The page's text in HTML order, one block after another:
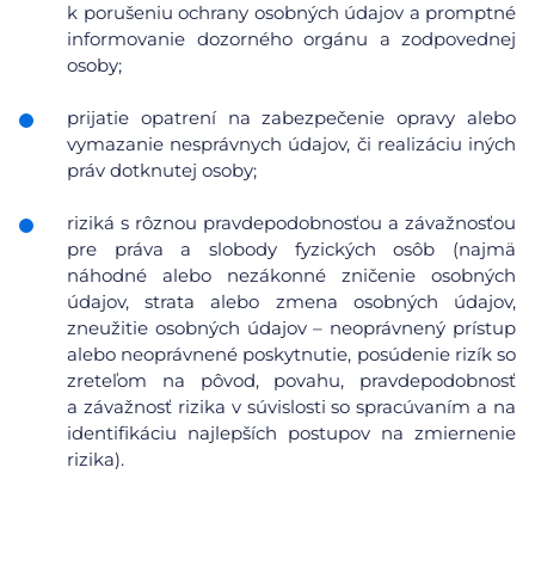
k porušeniu ochrany osobných údajov a promptné
informovanie dozorného orgánu a zodpovednej
osoby;
prijatie opatrení na zabezpečenie opravy alebo
vymazanie nesprávnych údajov, či realizáciu iných
práv dotknutej osoby;
riziká s rôznou pravdepodobnosťou a závažnosťou
pre práva a slobody fyzických osôb (najmä
náhodné alebo nezákonné zničenie osobných
údajov, strata alebo zmena osobných údajov,
zneužitie osobných údajov – neoprávnený prístup
alebo neoprávnené poskytnutie, posúdenie rizík so
zreteľom na pôvod, povahu, pravdepodobnosť
a závažnosť rizika v súvislosti so spracúvaním a na
identifikáciu najlepších postupov na zmiernenie
rizika).